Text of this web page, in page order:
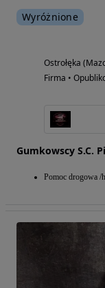
Wyróżnione
Ostrołęka
Firma •
Gumkowscy S.C.
Pomoc drogowa /